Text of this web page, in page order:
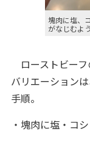
塊肉に塩、
がなじむよ
ローストビー
バリエーション
手順。
・塊肉に塩・コ